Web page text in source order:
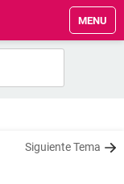
MENU
Siguiente Tema